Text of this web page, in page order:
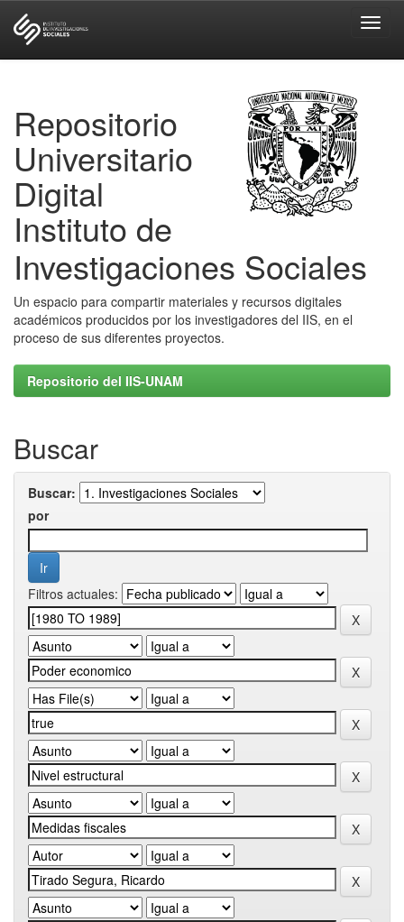
Repositorio
Universitario
Digital
Instituto de
Investigaciones Sociales
Un espacio para compartir materiales y recursos digitales
académicos producidos por los investigadores del IIS, en el
proceso de sus diferentes proyectos.
Repositorio del IIS-UNAM
Buscar
Buscar:
por
Filtros actuales: